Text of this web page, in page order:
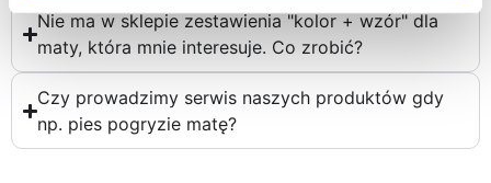
Nie ma w sklepie zestawienia "kolor + wzór" dla
maty, która mnie interesuje. Co zrobić?
Czy prowadzimy serwis naszych produktów gdy
np. pies pogryzie matę?